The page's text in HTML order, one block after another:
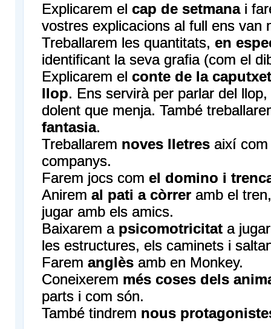
Explicarem el cap de setmanai
vostres explicacions al full ens van
Treballarem les quantitats, en
identificant la seva grafia (com el
Explicarem el conte de la
llop. Ens servirà per parlar del
dolent que menja. També
fantasia.
Treballarem noves lletres així
companys.
Farem jocs com el domino i
Anirem al pati a còrrer amb el
jugar amb els amics.
Baixarem a psicomotricitat a
les estructures, els caminets i
Farem anglès amb en Monkey.
Coneixerem més coses dels
parts i com són.
També tindrem nous